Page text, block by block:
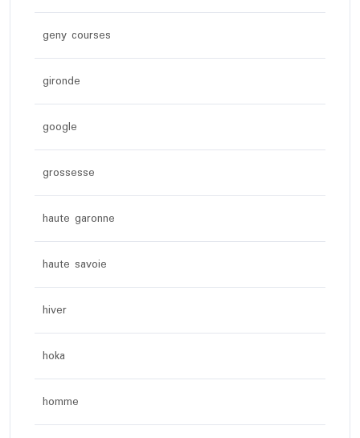
geny courses
gironde
google
grossesse
haute garonne
haute savoie
hiver
hoka
homme